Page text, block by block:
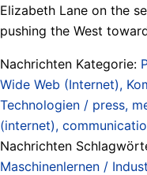
Elizabeth Lane on the
pushing the West
Nachrichten Kategorie:
Wide Web (Internet),
Technologien / press,
(internet),
Nachrichten
Maschinenlernen /